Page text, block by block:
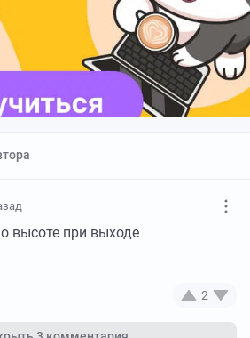
высоте при выходе
2